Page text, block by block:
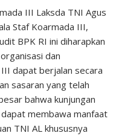
III Laksda TNI Agus
Staf Koarmada III,
BPK RI ini diharapkan
dan
dapat berjalan secara
sasaran yang telah
bahwa kunjungan
membawa manfaat
TNI AL khususnya